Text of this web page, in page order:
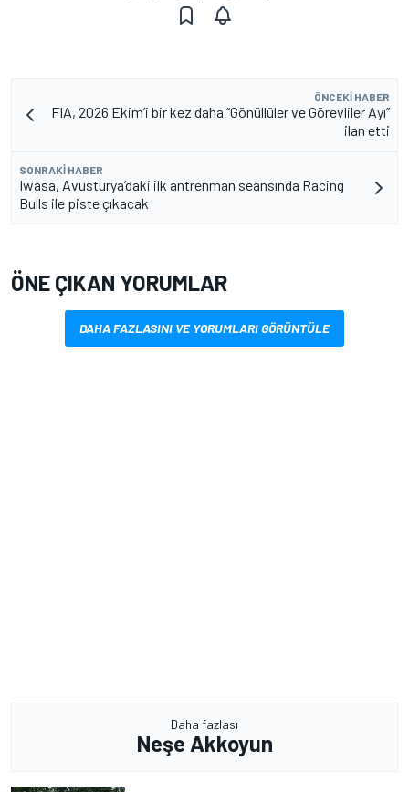
ÖNCEKI HABER
FIA, 2026 Ekim’i bir kez daha “Gönüllüler ve Görevliler Ayı”
ilan etti
SONRAKI HABER
Iwasa, Avusturya’daki ilk antrenman seansında Racing
Bulls ile piste çıkacak
ÖNE ÇIKAN YORUMLAR
DAHA FAZLASINI VE YORUMLARI GÖRÜNTÜLE
Daha fazlası
Neşe Akkoyun